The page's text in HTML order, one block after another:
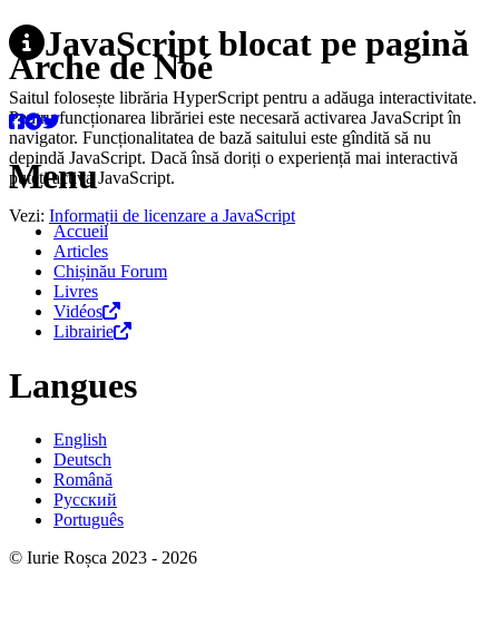
JavaScript blocat pe pagină
Saitul folosește librăria HyperScript pentru a adăuga interactivitate.
Pentru funcționarea librăriei este necesară activarea JavaScript în
navigator. Funcționalitatea de bază saitului este gîndită să nu
depindă JavaScript. Dacă însă doriți o experiență mai interactivă
puteți activa JavaScript.
Vezi: Informații de licenzare a JavaScript
Arche de Noé
Menu
Accueil
Articles
Chișinău Forum
Livres
Vidéos
Librairie
Langues
English
Deutsch
Română
Русский
Português
© Iurie Roșca 2023 - 2026